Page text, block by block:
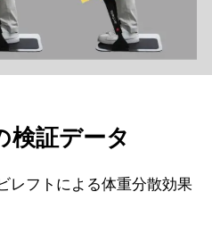
検証データ
レフトによる体重分散効果